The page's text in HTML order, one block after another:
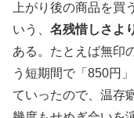
上がり後の商品を買
いう、 名残惜しさよ
ある。たとえば無印
う短期間で「850円
ていったので、温存